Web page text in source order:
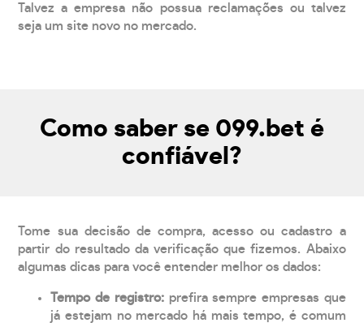
Talvez a empresa não possua reclamações ou talvez
seja um site novo no mercado.
Como saber se 099.bet é
confiável?
Tome sua decisão de compra, acesso ou cadastro a
partir do resultado da verificação que fizemos. Abaixo
algumas dicas para você entender melhor os dados:
Tempo de registro: prefira sempre empresas que
já estejam no mercado há mais tempo, é comum